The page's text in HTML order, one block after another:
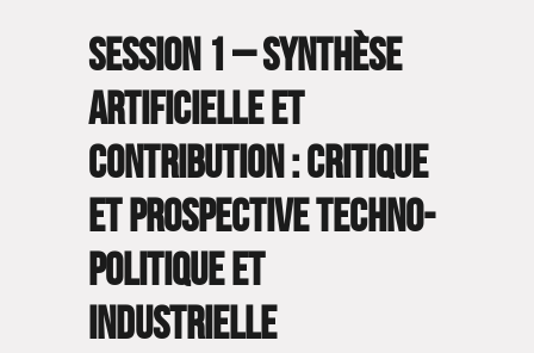
Session 1 –Synthèse
artificielle et
contribution : critique
et prospective techno-
politique et
industrielle